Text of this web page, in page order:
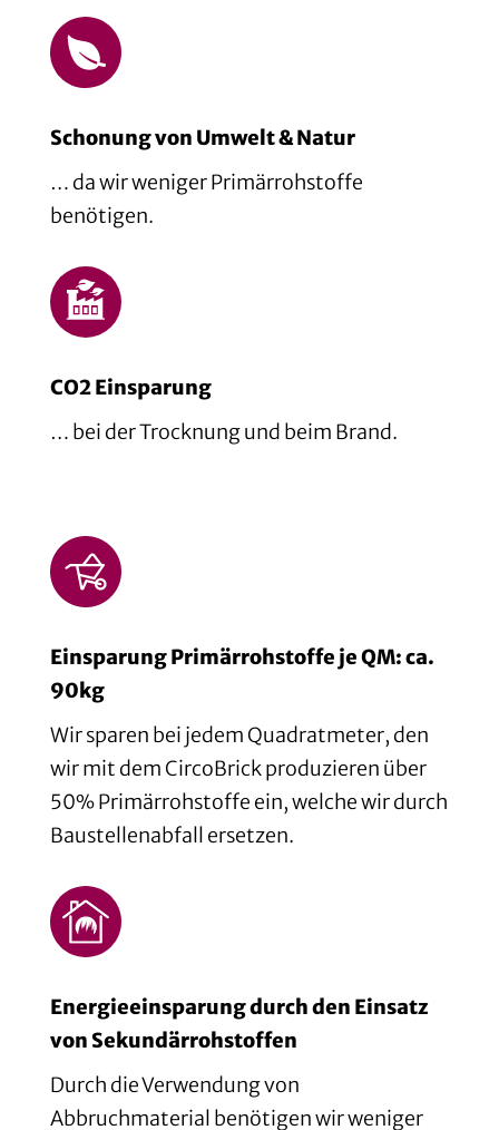
Schonung von Umwelt & Natur
… da wir weniger Primärrohstoffe
benötigen.
CO2 Einsparung
… bei der Trocknung und beim Brand.
Einsparung Primärrohstoffe je QM: ca.
90kg
Wir sparen bei jedem Quadratmeter, den
wir mit dem CircoBrick produzieren über
50% Primärrohstoffe ein, welche wir durch
Baustellenabfall ersetzen.
Energieeinsparung durch den Einsatz
von Sekundärrohstoffen
Durch die Verwendung von
Abbruchmaterial benötigen wir weniger